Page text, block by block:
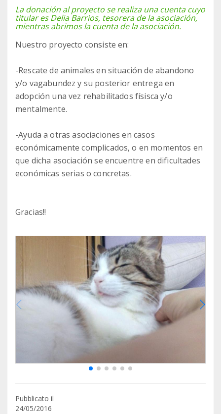
La donación al proyecto se realiza una cuenta cuyo
titular es Delia Barrios, tesorera de la asociación,
mientras abrimos la cuenta de la asociación.
Nuestro proyecto consiste en:
-Rescate de animales en situación de abandono
y/o vagabundez y su posterior entrega en
adopción una vez rehabilitados físisca y/o
mentalmente.
-Ayuda a otras asociaciones en casos
económicamente complicados, o en momentos en
que dicha asociación se encuentre en dificultades
económicas serias o concretas.
Gracias!!
Pubblicato il
24/05/2016